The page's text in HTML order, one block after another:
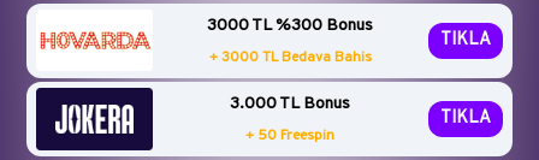
3000 TL %300 Bonus
+ 3000 TL Bedava Bahis
TIKLA
3.000 TL Bonus
+ 50 Freespin
TIKLA